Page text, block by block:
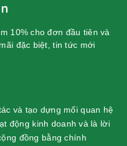
10% cho đơn đầu tiên và
đặc biệt, tin tức mới
và tạo dựng mối quan hệ
động kinh doanh và là lời
đồng bằng chính